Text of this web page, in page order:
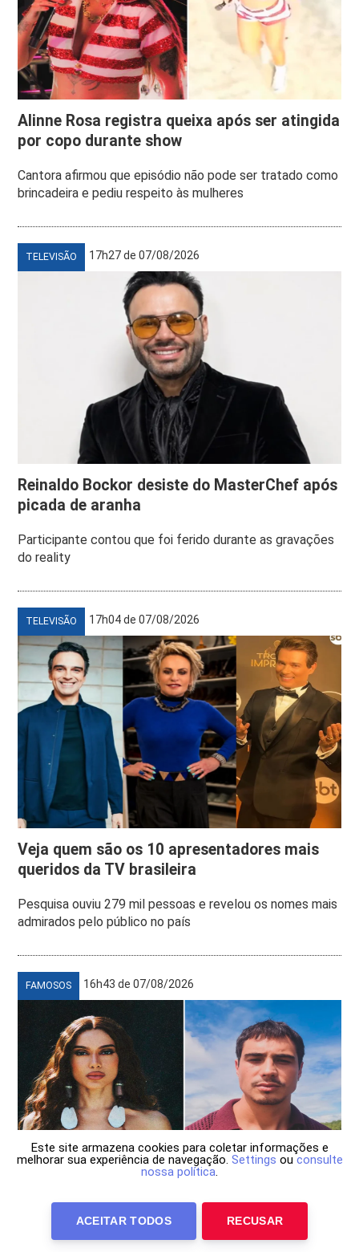
Alinne Rosa registra queixa após ser atingida
por copo durante show
Cantora afirmou que episódio não pode ser tratado como
brincadeira e pediu respeito às mulheres
TELEVISÃO 17h27 de 07/08/2026
Reinaldo Bockor desiste do MasterChef após
picada de aranha
Participante contou que foi ferido durante as gravações
do reality
TELEVISÃO 17h04 de 07/08/2026
Veja quem são os 10 apresentadores mais
queridos da TV brasileira
Pesquisa ouviu 279 mil pessoas e revelou os nomes mais
admirados pelo público no país
FAMOSOS 16h43 de 07/08/2026
Anitta está vivendo um romance com Danilo
Mesquita; saiba detalhes
Este site armazena cookies para coletar informações e
melhorar sua experiência de navegação. Settings ou consulte
nossa política.
ACEITAR TODOS RECUSAR